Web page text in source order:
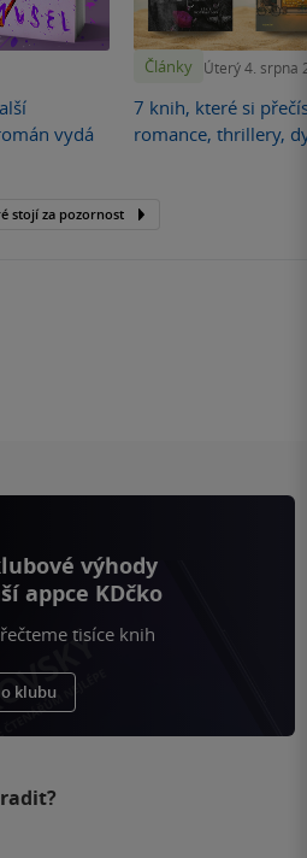
vydá
Články Úterý 4. srpna
7 knih, které si
romance, thrillery,
stojí za pozornost
výhody
appce KDčko
tisíce knih
klubu